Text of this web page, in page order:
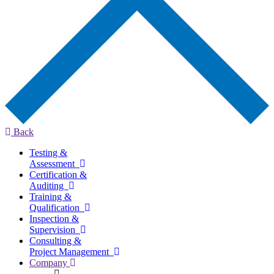
Back
Testing &
Assessment
Certification &
Auditing
Training &
Qualification
Inspection &
Supervision
Consulting &
Project Management
Company